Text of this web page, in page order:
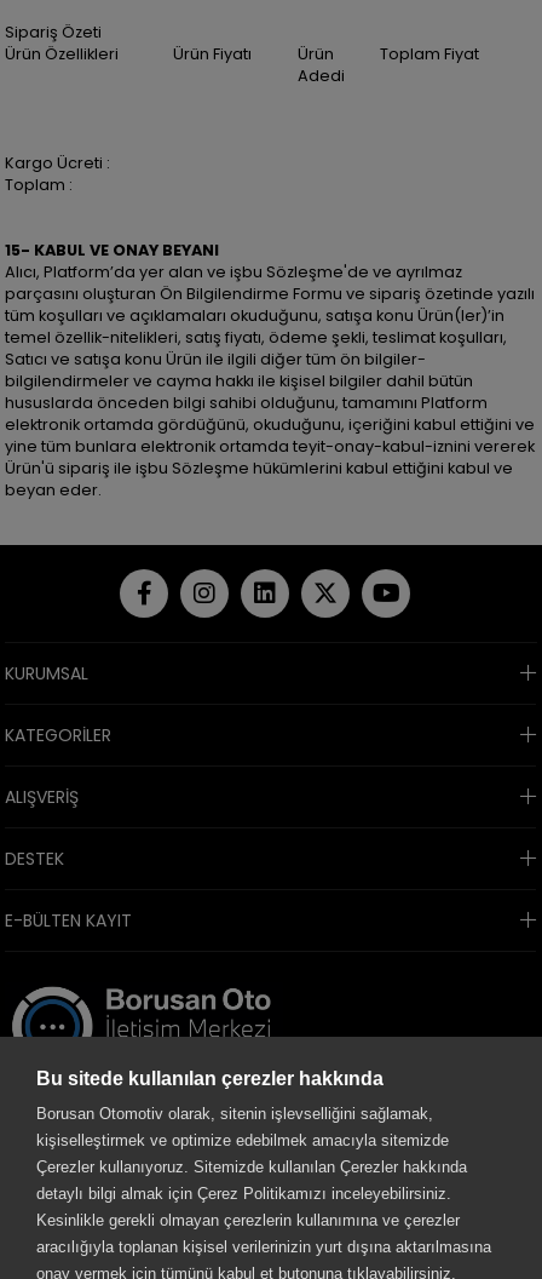
Sipariş Özeti
Ürün ÖzellikleriÜrün Fiyatı
Ürün
Adedi
Toplam Fiyat
Kargo Ücreti :
Toplam :
15- KABUL VE ONAY BEYANI
Alıcı, Platform’da yer alan ve işbu Sözleşme'de ve ayrılmaz
parçasını oluşturan Ön Bilgilendirme Formu ve sipariş özetinde yazılı
tüm koşulları ve açıklamaları okuduğunu, satışa konu Ürün(ler)’in
temel özellik-nitelikleri, satış fiyatı, ödeme şekli, teslimat koşulları,
Satıcı ve satışa konu Ürün ile ilgili diğer tüm ön bilgiler-
bilgilendirmeler ve cayma hakkı ile kişisel bilgiler dahil bütün
hususlarda önceden bilgi sahibi olduğunu, tamamını Platform
elektronik ortamda gördüğünü, okuduğunu, içeriğini kabul ettiğini ve
yine tüm bunlara elektronik ortamda teyit-onay-kabul-iznini vererek
Ürün'ü sipariş ile işbu Sözleşme hükümlerini kabul ettiğini kabul ve
beyan eder.
KURUMSAL
KATEGORİLER
ALIŞVERİŞ
DESTEK
E-BÜLTEN KAYIT
Bu sitede kullanılan çerezler hakkında
Borusan Otomotiv olarak, sitenin işlevselliğini sağlamak,
kişiselleştirmek ve optimize edebilmek amacıyla sitemizde
Çerezler kullanıyoruz. Sitemizde kullanılan Çerezler hakkında
detaylı bilgi almak için Çerez Politikamızı inceleyebilirsiniz.
Kesinlikle gerekli olmayan çerezlerin kullanımına ve çerezler
aracılığıyla toplanan kişisel verilerinizin yurt dışına aktarılmasına
onay vermek için tümünü kabul et butonuna tıklayabilirsiniz.